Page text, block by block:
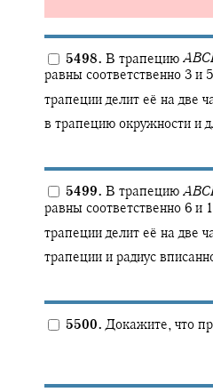
5498. В трапецию ABC
равны соответственно 3 и
трапеции делит её на две
в трапецию окружности и
5499. В трапецию ABC
равны соответственно 6 и
трапеции делит её на две
трапеции и радиус
5500. Докажите, что